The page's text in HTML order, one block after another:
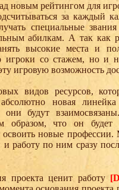
новым рейтингом для
за каждый
специальные
абилкам. А так как
высокие места и
игроки со стажем, но и
игровую возможность
видов ресурсов,
абсолютно новая
они будут
образом, что он будет
новые
работу по ним сразу
проекта ценит работу